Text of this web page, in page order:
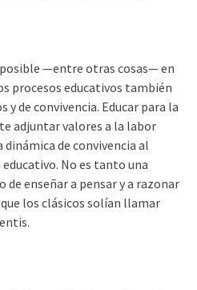
—entre otras cosas— en
procesos educativos también
de convivencia. Educar para la
adjuntar valores a la labor
de convivencia al
No es tanto una
enseñar a pensar y a razonar
los clásicos solían llamar